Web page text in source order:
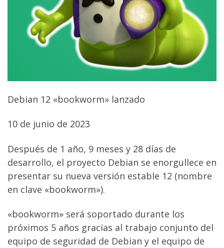
Debian 12 «bookworm» lanzado
10 de junio de 2023
Después de 1 año, 9 meses y 28 días de
desarrollo, el proyecto Debian se enorgullece en
presentar su nueva versión estable 12 (nombre
en clave «bookworm»).
«bookworm» será soportado durante los
próximos 5 años gracias al trabajo conjunto del
equipo de seguridad de Debian y el equipo de